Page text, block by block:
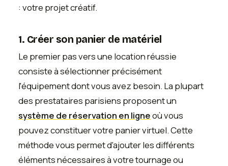
: votre projet créatif.
1. Créer son panier de matériel
Le premier pas vers une location réussie
consiste à sélectionner précisément
l'équipement dont vous avez besoin. La plupart
des prestataires parisiens proposent un
système de réservation en ligneoù vous
pouvez constituer votre panier virtuel. Cette
méthode vous permet d'ajouter les différents
éléments nécessaires à votre tournage ou